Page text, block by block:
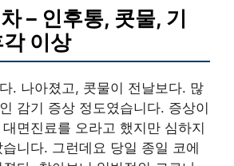
– 인후통, 콧물, 기
이상
. 나아졌고, 콧물이 전날보다. 많
감기 증상 정도였습니다. 증상이
면진료를 오라고 했지만 심하지
니다. 그런데요 당일 종일 코에